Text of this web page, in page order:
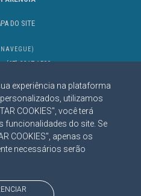
experiência na plataforma
utilizamos
COOKIES", você terá
funcionalidades do site. Se
COOKIES", apenas os
necessários serão
DO SITE
(67) 3317-1500